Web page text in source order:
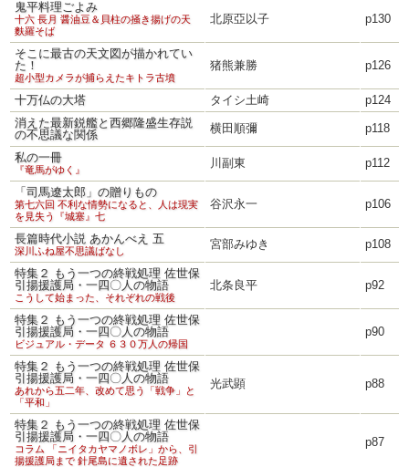
鬼平料理ごよみ
十六 長月 醤油豆＆貝柱の掻き揚げの天
麩羅そば
北原亞以子 p130
そこに最古の天文図が描かれてい
た！
超小型カメラが捕らえたキトラ古墳
猪熊兼勝 p126
十万仏の大塔 タイシ土崎
p124
消えた最新鋭艦と西郷隆盛生存説
の不思議な関係
横田順彌 p118
私の一冊
『竜馬がゆく』 川副東 p112
「司馬遼太郎」の贈りもの
第七六回 不利な情勢になると、人は現実
を見失う『城塞』七
谷沢永一 p106
長篇時代小説 あかんべえ 五
深川ふね屋不思議ばなし 宮部みゆき p108
特集２ もう一つの終戦処理 佐世保
引揚援護局・一四〇人の物語
こうして始まった、それぞれの戦後
北条良平 p92
特集２ もう一つの終戦処理 佐世保
引揚援護局・一四〇人の物語
ビジュアル・データ ６３０万人の帰国
p90
特集２ もう一つの終戦処理 佐世保
引揚援護局・一四〇人の物語
あれから五二年、改めて思う「戦争」と
「平和」
光武顕 p88
特集２ もう一つの終戦処理 佐世保
引揚援護局・一四〇人の物語
コラム 「ニイタカヤマノボレ」から、引
揚援護局まで 針尾島に遺された足跡
p87